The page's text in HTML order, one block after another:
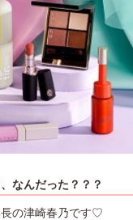
なんだった？？？
の津崎春乃です♡